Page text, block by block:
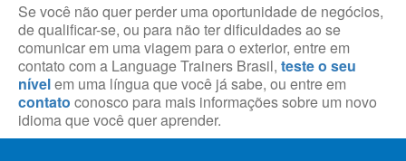
Se você não quer perder uma oportunidade de negócios,
de qualificar-se, ou para não ter dificuldades ao se
comunicar em uma viagem para o exterior, entre em
contato com a Language Trainers Brasil, teste o seu
nívelem uma língua que você já sabe, ou entre em
contato conosco para mais informações sobre um novo
idioma que você quer aprender.